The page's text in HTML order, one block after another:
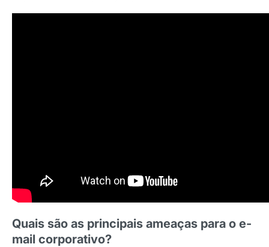
Quais são as principais ameaças para o e-
mail corporativo?